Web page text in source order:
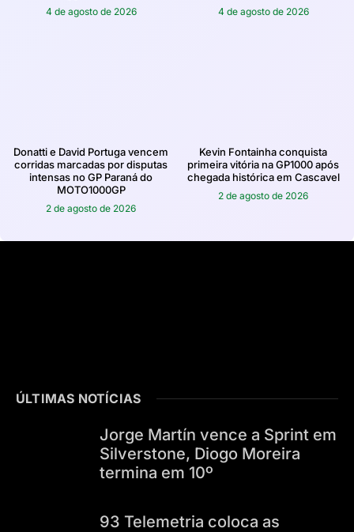
4 de agosto de 2026 4 de agosto de 2026
Donatti e David Portuga vencem
corridas marcadas por disputas
intensas no GP Paraná do
MOTO1000GP
2 de agosto de 2026
Kevin Fontainha conquista
primeira vitória na GP1000 após
chegada histórica em Cascavel
2 de agosto de 2026
ÚLTIMAS NOTÍCIAS
Jorge Martín vence a Sprint em
Silverstone, Diogo Moreira
termina em 10º
93 Telemetria coloca as